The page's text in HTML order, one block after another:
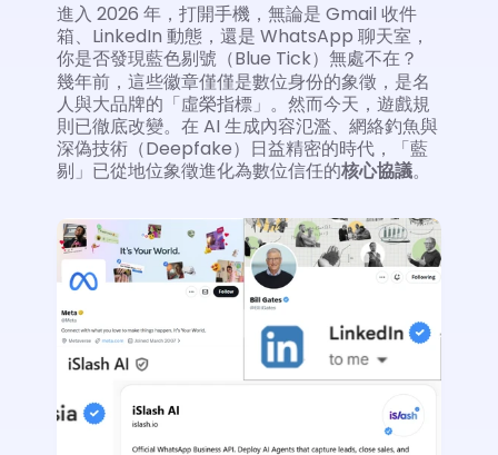
進入 2026 年，打開手機，無論是 Gmail 收件
箱、LinkedIn 動態，還是 WhatsApp 聊天室，
你是否發現藍色剔號（Blue Tick）無處不在？
幾年前，這些徽章僅僅是數位身份的象徵，是名
人與大品牌的「虛榮指標」。然而今天，遊戲規
則已徹底改變。在 AI 生成內容氾濫、網絡釣魚與
深偽技術（Deepfake）日益精密的時代，「藍
剔」已從地位象徵進化為數位信任的核心協議。